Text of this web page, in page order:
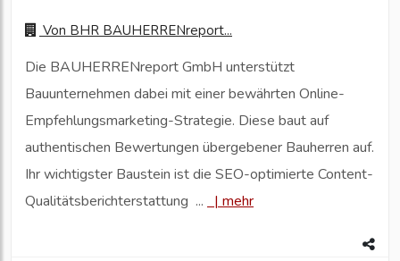
Von BHR BAUHERRENreport...
Die BAUHERRENreport GmbH unterstützt
Bauunternehmen dabei mit einer bewährten Online-
Empfehlungsmarketing-Strategie. Diese baut auf
authentischen Bewertungen übergebener Bauherren auf.
Ihr wichtigster Baustein ist die SEO-optimierte Content-
Qualitätsberichterstattung ...
| mehr